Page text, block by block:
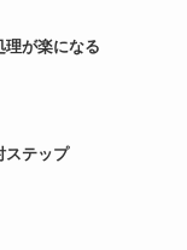
理が楽になる
ステップ